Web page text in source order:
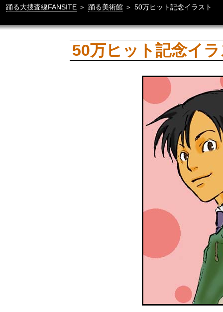
踊る大捜査線FANSITE ＞ 踊る美術館 ＞ 50万ヒット記念イラスト
50万ヒット記念イ